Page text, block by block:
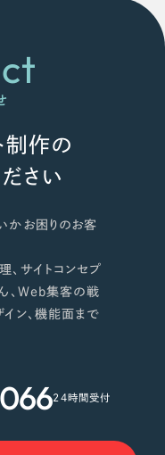
制作の
さい
かお困りのお客
サイトコンセプ
、Web集客の戦
ン、機能面まで
24時間受付